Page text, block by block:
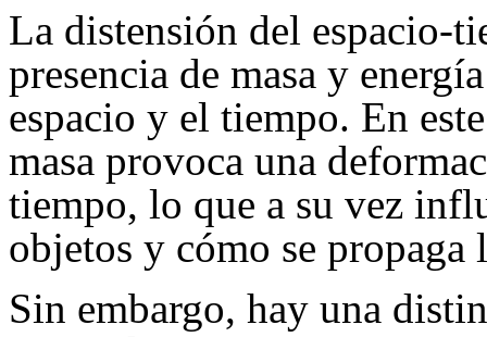
La distensión del espacio-
presencia de masa y
espacio y el tiempo. En
masa provoca una
tiempo, lo que a su vez
objetos y cómo se propaga
Sin embargo, hay una